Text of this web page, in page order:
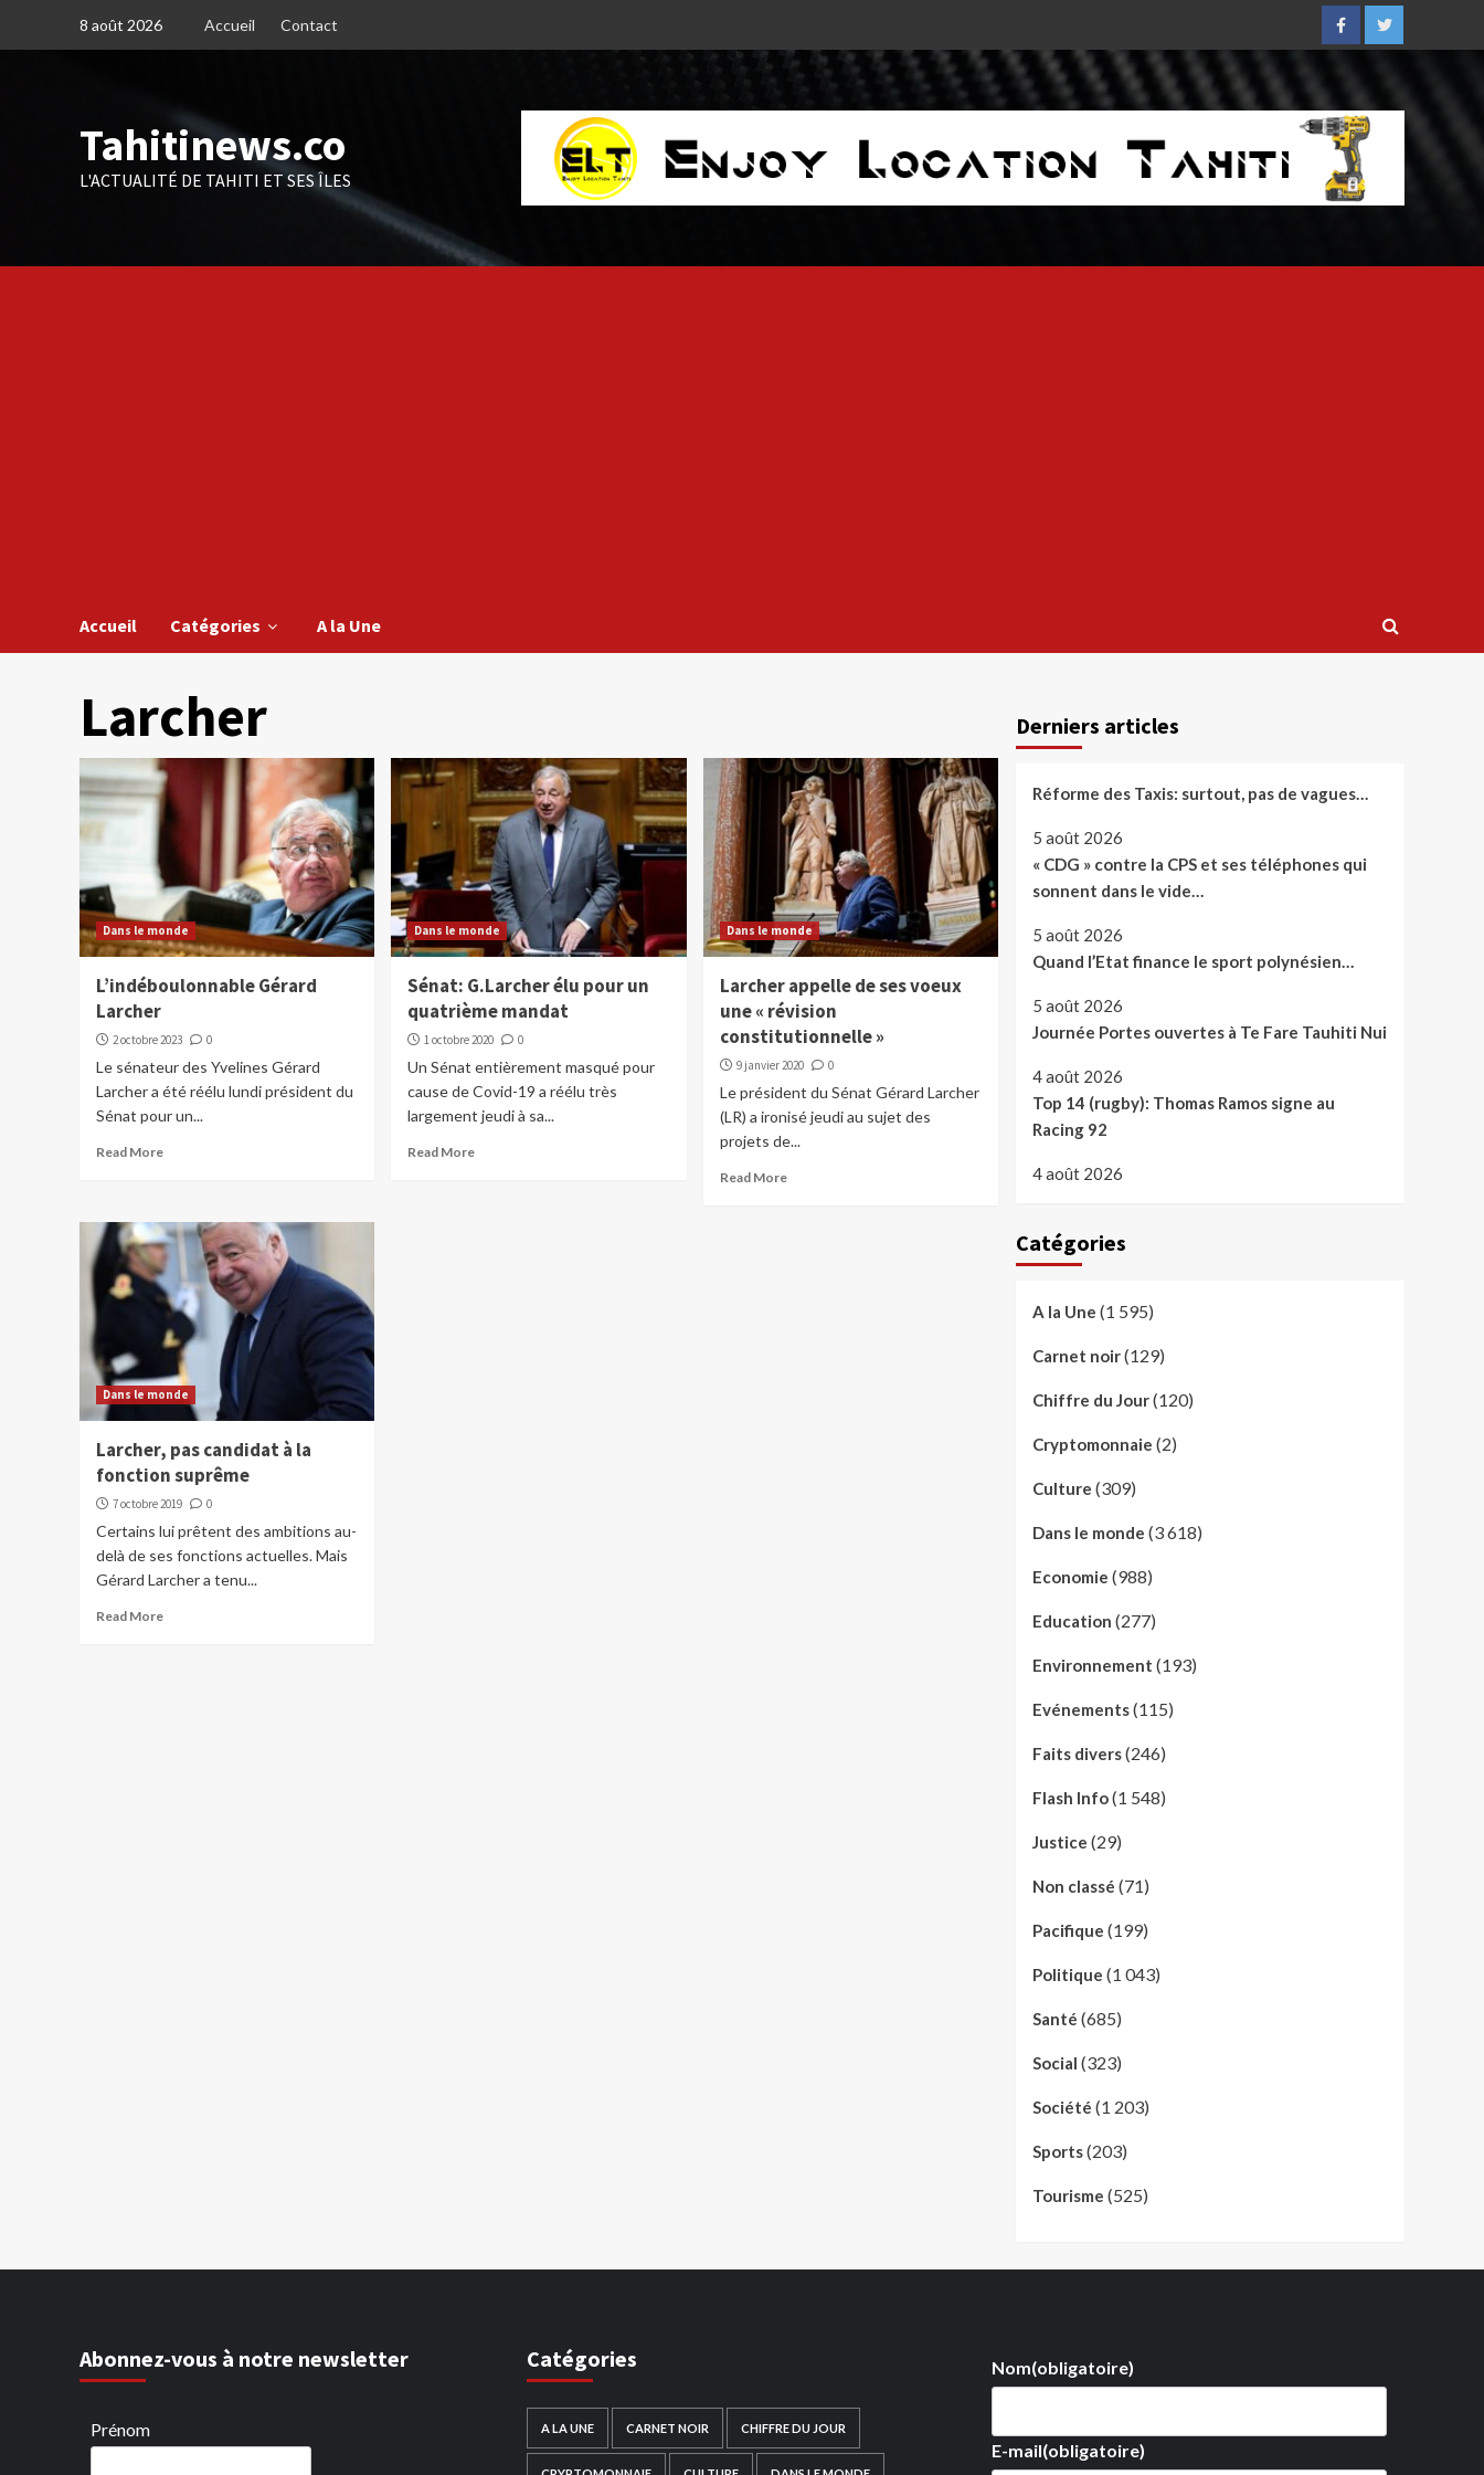
8 août 2026 Accueil Contact
FacebookTwitter
Tahitinews.co
L'ACTUALITÉ DE TAHITI ET SES ÎLES
Accueil Catégories A la Une
Larcher
Dans le monde
L’indéboulonnable Gérard
Larcher
2 octobre 2023 0
Le sénateur des Yvelines Gérard
Larcher a été réélu lundi président du
Sénat pour un...
Read More
Dans le monde
Sénat: G.Larcher élu pour un
quatrième mandat
1 octobre 2020 0
Un Sénat entièrement masqué pour
cause de Covid-19 a réélu très
largement jeudi à sa...
Read More
Dans le monde
Larcher appelle de ses voeux
une « révision
constitutionnelle »
9 janvier 2020 0
Le président du Sénat Gérard Larcher
(LR) a ironisé jeudi au sujet des
projets de...
Read More
Dans le monde
Larcher, pas candidat à la
fonction suprême
7 octobre 2019 0
Certains lui prêtent des ambitions au-
delà de ses fonctions actuelles. Mais
Gérard Larcher a tenu...
Read More
Derniers articles
Réforme des Taxis: surtout, pas de vagues…
5 août 2026
« CDG » contre la CPS et ses téléphones qui
sonnent dans le vide…
5 août 2026
Quand l’Etat finance le sport polynésien…
5 août 2026
Journée Portes ouvertes à Te Fare Tauhiti Nui
4 août 2026
Top 14 (rugby): Thomas Ramos signe au
Racing 92
4 août 2026
Catégories
A la Une (1 595)
Carnet noir(129)
Chiffre du Jour(120)
Cryptomonnaie (2)
Culture (309)
Dans le monde (3 618)
Economie (988)
Education (277)
Environnement (193)
Evénements(115)
Faits divers(246)
Flash Info(1 548)
Justice (29)
Non classé (71)
Pacifique (199)
Politique (1 043)
Santé (685)
Social (323)
Société (1 203)
Sports(203)
Tourisme (525)
Abonnez-vous à notre newsletter
Prénom
Catégories
A LA UNE CARNET NOIR CHIFFRE DU JOUR
Nom(obligatoire)
E-mail(obligatoire)